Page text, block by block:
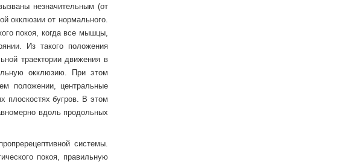
незначительным (от
окклюзии от нормального.
покоя, когда все мышцы,
Из такого положения
траектории движения в
окклюзию. При этом
положении, центральные
плоскостях бугров. В этом
вдоль продольных
системы.
покоя, правильную